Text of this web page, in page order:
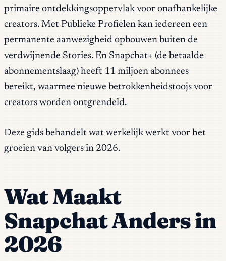
primaire ontdekkingsoppervlak voor onafhankelijke
creators. Met Publieke Profielen kan iedereen een
permanente aanwezigheid opbouwen buiten de
verdwijnende Stories. En Snapchat+ (de betaalde
abonnementslaag) heeft 11 miljoen abonnees
bereikt, waarmee nieuwe betrokkenheidstoojs voor
creators worden ontgrendeld.
Deze gids behandelt wat werkelijk werkt voor het
groeien van volgers in 2026.
Wat Maakt
Snapchat Anders in
2026